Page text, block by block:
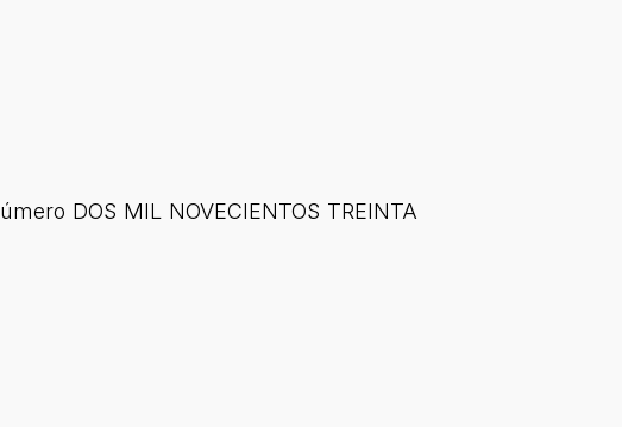
DOS MIL NOVECIENTOS TREINTA